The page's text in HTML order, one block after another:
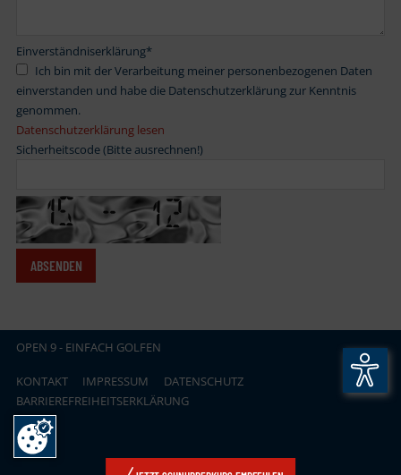
Einverständniserklärung*
einverstanden und habe die Datenschutzerklärung zur Kenntnis
genommen.
Datenschutzerklärung lesen
Sicherheitscode (Bitte ausrechnen!)
OPEN.9 - EINFACH GOLFEN
KONTAKT IMPRESSUM
DATENSCHUTZ
BARRIEREFREIHEITSERKLÄRUNG